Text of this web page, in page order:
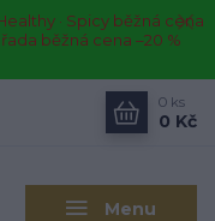
Healthy · Spicy běžná cena
řada běžná cena –20 %
Menu
0 ks
0 Kč